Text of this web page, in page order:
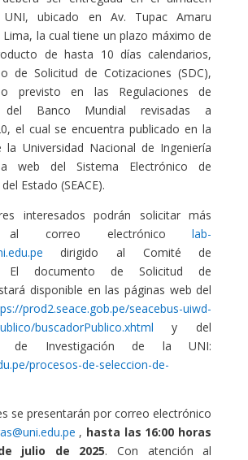
ubicado en Av. Tupac Amaru
Lima, la cual tiene un plazo máximo de
de hasta 10 días calendarios,
de Solicitud de Cotizaciones (SDC),
previsto en las Regulaciones de
del Banco Mundial revisadas a
el cual se encuentra publicado en la
la Universidad Nacional de Ingeniería
web del Sistema Electrónico de
Estado (SEACE).
interesados podrán solicitar más
al correo electrónicolab-
dirigido al Comité de
El documento de Solicitud de
disponible en las páginas web del
prod2.seace.gob.pe/seacebus-uiwd-
buscadorPublico.xhtml y del
de Investigación de la UNI:
procesos-de-seleccion-de-
se presentarán por correo electrónico
, hasta las 16:00 horas
julio de 2025. Con atención al